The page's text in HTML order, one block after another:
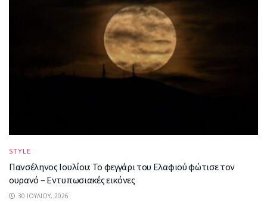
STYLE
Πανσέληνος Ιουλίου: Το φεγγάρι του Ελαφιού φώτισε τον
ουρανό – Εντυπωσιακές εικόνες
30 ΙΟΥΛΊΟΥ, 2026